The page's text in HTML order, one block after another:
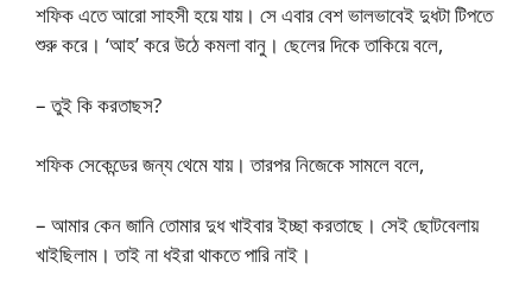
শফিক এতে আরো সাহসী হয়ে যায়। সে এবার বেশ ভালভাবেই দুধটা টিপতে
শুরু করে। ‘আহ’ করে উঠে কমলা বানু। ছেলের দিকে তাকিয়ে বলে,
– তুই কি করতাছস?
শফিক সেকেন্ডের জন্য থেমে যায়। তারপর নিজেকে সামলে বলে,
– আমার কেন জানি তোমার দুধ খাইবার ইচ্ছা করতাছে। সেই ছোটবেলায়
খাইছিলাম। তাই না ধইরা থাকতে পারি নাই।